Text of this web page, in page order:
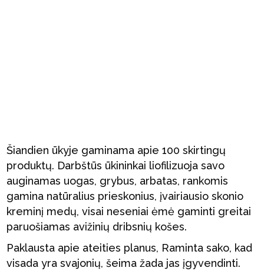
Šiandien ūkyje gaminama apie 100 skirtingų
produktų. Darbštūs ūkininkai liofilizuoja savo
auginamas uogas, grybus, arbatas, rankomis
gamina natūralius prieskonius, įvairiausio skonio
kreminį medų, visai neseniai ėmė gaminti greitai
paruošiamas avižinių dribsnių košes.
Paklausta apie ateities planus, Raminta sako, kad
visada yra svajonių, šeima žada jas įgyvendinti.